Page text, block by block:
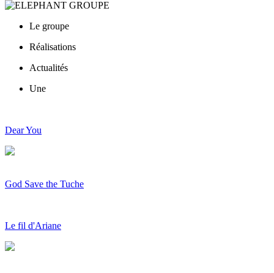
Le groupe
Réalisations
Actualités
Une
Dear You
God Save the Tuche
Le fil d'Ariane